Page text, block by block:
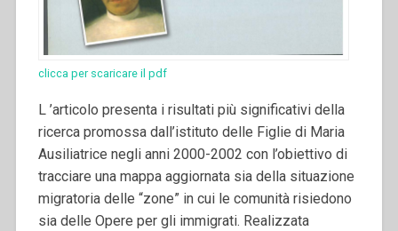
clicca per scaricare il pdf
L ’articolo presenta i risultati più significativi della
ricerca promossa dall’istituto delle Figlie di Maria
Ausiliatrice negli anni 2000-2002 con l’obiettivo di
tracciare una mappa aggiornata sia della situazione
migratoria delle “zone” in cui le comunità risiedono
sia delle Opere per gli immigrati. Realizzata